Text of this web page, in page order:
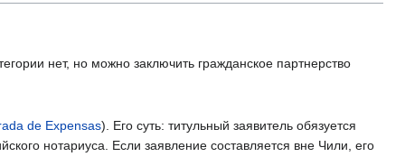
нет, но можно заключить гражданское партнерство
de Expensas). Его суть: титульный заявитель обязуется
нотариуса. Если заявление составляется вне Чили, его